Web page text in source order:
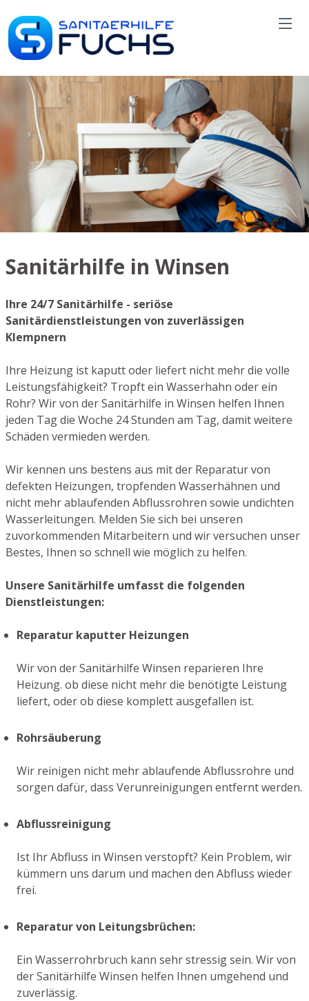
Sanitärhilfe in Winsen
Ihre 24/7 Sanitärhilfe - seriöse
Sanitärdienstleistungen von zuverlässigen
Klempnern
Ihre Heizung ist kaputt oder liefert nicht mehr die volle
Leistungsfähigkeit? Tropft ein Wasserhahn oder ein
Rohr? Wir von der Sanitärhilfe in Winsen helfen Ihnen
jeden Tag die Woche 24 Stunden am Tag, damit weitere
Schäden vermieden werden.
Wir kennen uns bestens aus mit der Reparatur von
defekten Heizungen, tropfenden Wasserhähnen und
nicht mehr ablaufenden Abflussrohren sowie undichten
Wasserleitungen. Melden Sie sich bei unseren
zuvorkommenden Mitarbeitern und wir versuchen unser
Bestes, Ihnen so schnell wie möglich zu helfen.
Unsere Sanitärhilfe umfasst die folgenden
Dienstleistungen:
Reparatur kaputter Heizungen
Wir von der Sanitärhilfe Winsen reparieren Ihre
Heizung. ob diese nicht mehr die benötigte Leistung
liefert, oder ob diese komplett ausgefallen ist.
Rohrsäuberung
Wir reinigen nicht mehr ablaufende Abflussrohre und
sorgen dafür, dass Verunreinigungen entfernt werden.
Abflussreinigung
Ist Ihr Abfluss in Winsen verstopft? Kein Problem, wir
kümmern uns darum und machen den Abfluss wieder
frei.
Reparatur von Leitungsbrüchen:
Ein Wasserrohrbruch kann sehr stressig sein. Wir von
der Sanitärhilfe Winsen helfen Ihnen umgehend und
zuverlässig.